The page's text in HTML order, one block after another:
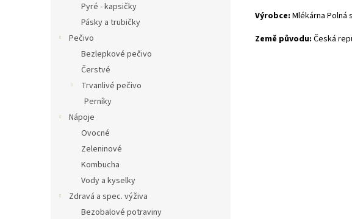
Pyré - kapsičky
Pásky a trubičky
Pečivo
Bezlepkové pečivo
Čerstvé
Trvanlivé pečivo
Perníky
Nápoje
Ovocné
Zeleninové
Kombucha
Vody a kyselky
Zdravá a spec. výživa
Bezobalové potraviny
Výrobce: Mlékárna Polná
Země původu: Česká